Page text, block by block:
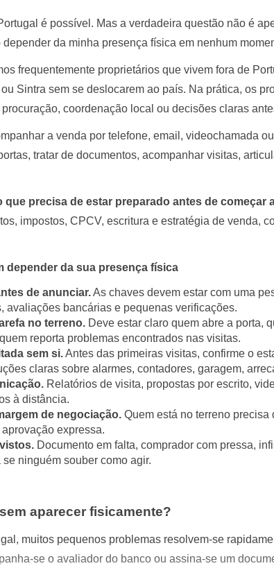
é possível. Mas a verdadeira questão não é
da minha presença física em nenhum
frequentemente proprietários que vivem fora de
Sintra sem se deslocarem ao país. Na prática, os
coordenação local ou decisões claras
a venda por telefone, email, videochamada
tratar de documentos, acompanhar visitas,
que precisa de estar preparado antes de
impostos, CPCV, escritura e estratégia de venda,
depender da sua presença física
de anunciar.As chaves devem estar com uma
avaliações bancárias e pequenas verificações.
no terreno. Deve estar claro quem abre a porta,
reporta problemas encontrados nas visitas.
sem si.Antes das primeiras visitas, confirme o
claras sobre alarmes, contadores, garagem,
Relatórios de visita, propostas por escrito,
à distância.
de negociação. Quem está no terreno
expressa.
Documento em falta, comprador com pressa,
ninguém souber como agir.
aparecer fisicamente?
muitos pequenos problemas resolvem-se
se o avaliador do banco ou assina-se um